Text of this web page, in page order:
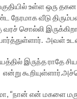
பகுதியில் உள்ள ஒரு
நேரமாக வீடு
சொல்லி
அவள்
இருந்த ராதே
“நான் என் மகளை